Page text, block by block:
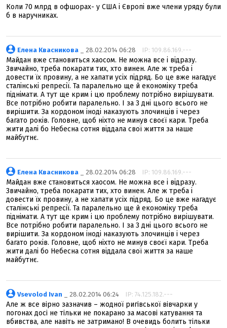
Коли 70 млрд в офшорах- у США і Європі вже члени уряду були
б в наручниках.
Елена Квасникова _ 28.02.2014 06:28 IP: 109.86.169.---
Майдан вже становиться хаосом. Не можна все і відразу.
Звичайно, треба покарати тих, хто винен. Але ж треба і
довести їх провину, а не хапати усіх підряд. Бо це вже нагадує
сталінські репресії. Та паралельно ще й економіку треба
піднімати. А тут ще крим і цю проблему потрібно вирішувати.
Все потрібно робити паралельно. І за 3 дні цього всього не
вирішити. За кордоном іноді наказують злочинців і через
багато років. Головне, щоб ніхто не минув своєї кари. Треба
жити далі бо Небесна сотня віддала свої життя за наше
майбутнє.
Елена Квасникова _ 28.02.2014 06:28 IP: 109.86.169.---
Майдан вже становиться хаосом. Не можна все і відразу.
Звичайно, треба покарати тих, хто винен. Але ж треба і
довести їх провину, а не хапати усіх підряд. Бо це вже нагадує
сталінські репресії. Та паралельно ще й економіку треба
піднімати. А тут ще крим і цю проблему потрібно вирішувати.
Все потрібно робити паралельно. І за 3 дні цього всього не
вирішити. За кордоном іноді наказують злочинців і через
багато років. Головне, щоб ніхто не минув своєї кари. Треба
жити далі бо Небесна сотня віддала свої життя за наше
майбутнє.
Vsevolod Ivan _ 28.02.2014 06:24 IP: 74.125.182.---
Але ж все вiрно зазначив – жодноï ригiвськоï вiвчарки у
погонах досi не тiльки не покарано за масовi катування та
вбивства, але навiть не затримано! В очевидь болить тiльки